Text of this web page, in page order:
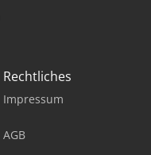
Rechtliches
Impressum
AGB